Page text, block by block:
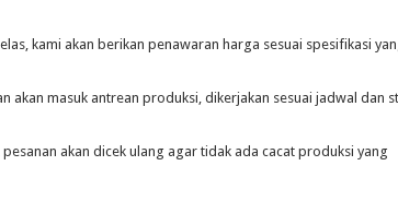
kami akan berikan penawaran harga sesuai spesifikasi
akan masuk antrean produksi, dikerjakan sesuai jadwal dan
akan dicek ulang agar tidak ada cacat produksi yang